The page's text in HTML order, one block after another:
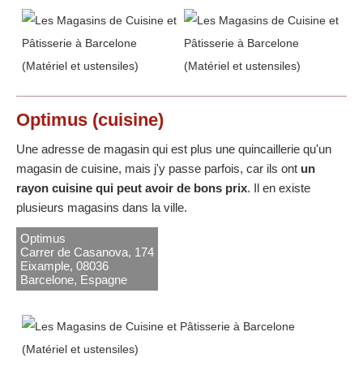
Optimus (cuisine)
Une adresse de magasin qui est plus une quincaillerie qu'un
magasin de cuisine, mais j'y passe parfois, car ils ont un
rayon cuisine qui peut avoir de bons prix. Il en existe
plusieurs magasins dans la ville.
Optimus
Carrer de Casanova, 174
Eixample, 08036
Barcelone, Espagne